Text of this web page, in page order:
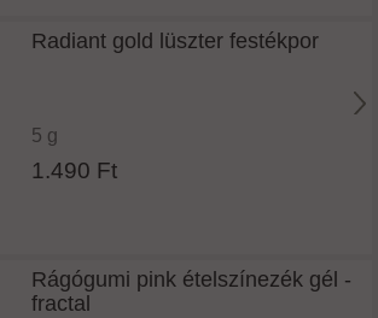
Radiant gold lüszter festékpor
5 g
1.490 Ft
Rágógumi pink ételszínezék gél -
fractal